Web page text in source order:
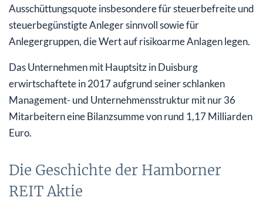
Ausschüttungsquote insbesondere für steuerbefreite und
steuerbegünstigte Anleger sinnvoll sowie für
Anlegergruppen, die Wert auf risikoarme Anlagen legen.
Das Unternehmen mit Hauptsitz in Duisburg
erwirtschaftete in 2017 aufgrund seiner schlanken
Management- und Unternehmensstruktur mit nur 36
Mitarbeitern eine Bilanzsumme von rund 1,17 Milliarden
Euro.
Die Geschichte der Hamborner
REIT Aktie